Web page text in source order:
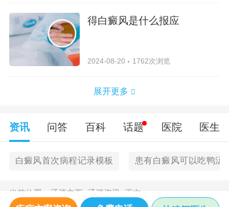
得白癜风是什么报应
2024-08-20 1762次浏览
展开更多
资讯 问答 百科 话题 医院 医生
白癜风首次病程记录模板 患有白癜风可以吃鸭汤
当前位置： 辽源主页> 辽源资讯 正文